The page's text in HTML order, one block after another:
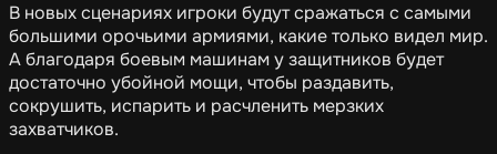
В новых сценариях игроки будут сражаться с самыми
большими орочьими армиями, какие только видел мир.
А благодаря боевым машинам у защитников будет
достаточно убойной мощи, чтобы раздавить,
сокрушить, испарить и расчленить мерзких
захватчиков.